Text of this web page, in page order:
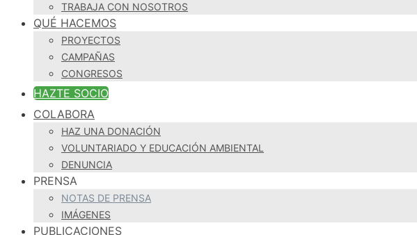
TRABAJA CON NOSOTROS
QUÉ HACEMOS
PROYECTOS
CAMPAÑAS
CONGRESOS
HAZTE SOCIO
COLABORA
HAZ UNA DONACIÓN
VOLUNTARIADO Y EDUCACIÓN AMBIENTAL
DENUNCIA
PRENSA
NOTAS DE PRENSA
IMÁGENES
PUBLICACIONES